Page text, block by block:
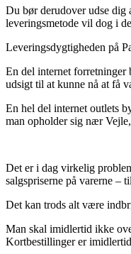
Du bør derudover udse dig
leveringsmetode vil dog i
Leveringsdygtigheden på
En del internet forretninger
udsigt til at kunne nå at få
En hel del internet outlets
man opholder sig nær
Det er i dag virkelig
salgspriserne på varerne –
Det kan trods alt være
Man skal imidlertid ikke
Kortbestillinger er